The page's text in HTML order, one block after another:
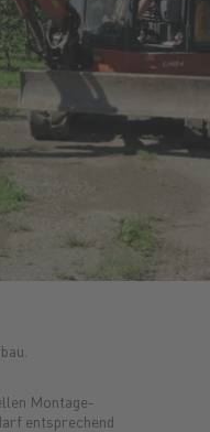
Montage-
entsprechend